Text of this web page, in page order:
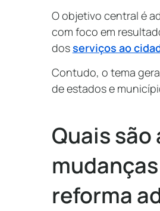
O objetivo central é
com foco em
dosserviços ao
Contudo, o tema
de estados e
Quais
reforma